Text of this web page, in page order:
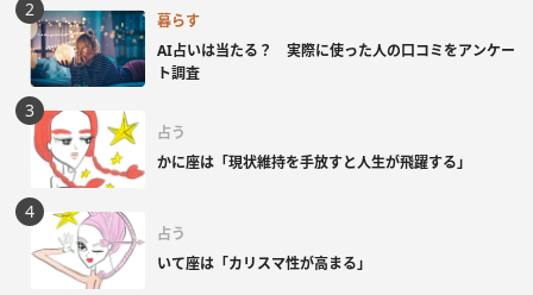
暮らす
AI占いは当たる？ 実際に使った人の口コミをアンケー
ト調査
占う
かに座は「現状維持を手放すと人生が飛躍する」
占う
いて座は「カリスマ性が高まる」